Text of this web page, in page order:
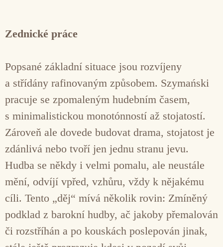
Zednické práce
Popsané základní situace jsou rozvíjeny
a střídány rafinovaným způsobem. Szymański
pracuje se zpomaleným hudebním časem,
s minimalistickou monotónností až stojatostí.
Zároveň ale dovede budovat drama, stojatost je
zdánlivá nebo tvoří jen jednu stranu jevu.
Hudba se někdy i velmi pomalu, ale neustále
mění, odvíjí vpřed, vzhůru, vždy k nějakému
cíli. Tento „děj“ mívá několik rovin: Zmíněný
podklad z barokní hudby, ač jakoby přemalován
či rozstříhán a po kouskách poslepován jinak,